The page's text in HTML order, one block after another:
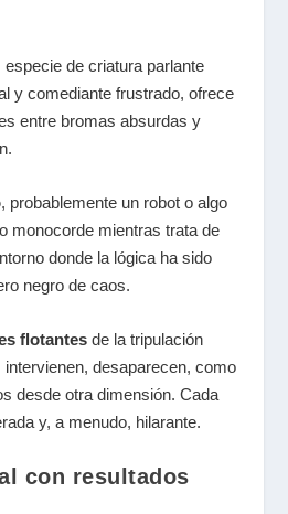
especie de criatura parlante
y comediante frustrado, ofrece
entre bromas absurdas y
, probablemente un robot o algo
monocorde mientras trata de
donde la lógica ha sido
negro de caos.
flotantesde la tripulación
desaparecen, como
desde otra dimensión. Cada
y, a menudo, hilarante.
con resultados